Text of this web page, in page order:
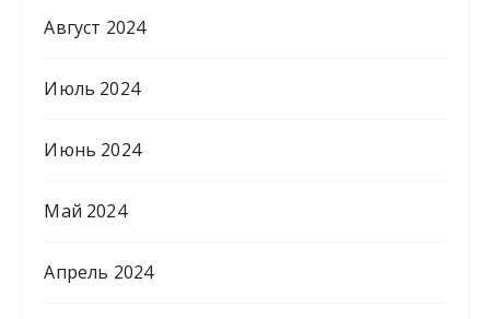
Август 2024
Июль 2024
Июнь 2024
Май 2024
Апрель 2024